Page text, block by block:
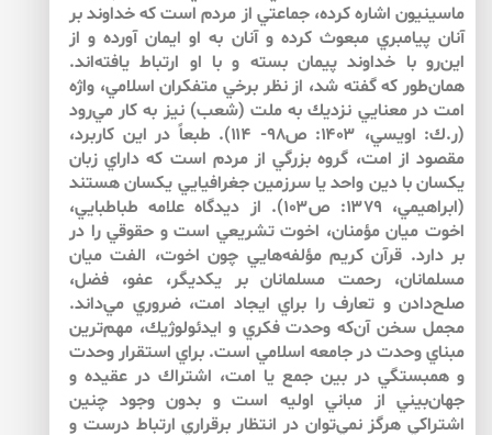
ماسينيون اشاره كرده، جماعتي از مردم است كه خداوند بر
آنان پيامبري مبعوث كرده و آنان به او ايمان آورده و از
اين‌رو با خداوند پيمان بسته و با او ارتباط يافته‌اند.
همان‌طور كه گفته شد، از نظر برخي متفكران اسلامي، واژه
امت در معنايي نزديك به ملت (شعب) نيز به ‌كار مي‌رود
(ر.ك: اويسي، ۱۴۰۳: ص۹۸- ۱۱۴). طبعاً در اين كاربرد،
مقصود از امت، گروه بزرگي از مردم است كه داراي زبان
يكسان با دين واحد يا سرزمين جغرافيايي يكسان هستند
(ابراهيمي، ۱۳۷۹: ص۱۰۳). از ديدگاه علامه طباطبايي،
اخوت ميان مؤمنان، اخوت تشريعي است و حقوقي را در
بر دارد. قرآن كريم مؤلفه‌هايي چون اخوت، الفت ميان
مسلمانان، رحمت مسلمانان بر يكديگر، عفو، فضل،
صلح‌دادن و تعارف را براي ايجاد امت، ضروري مي‌داند.
مجمل سخن آن‌كه وحدت فكري و ايدئولوژيك، مهم‌ترين
مبناي وحدت در جامعه اسلامي است. براي استقرار وحدت
و همبستگي در بين جمع يا امت، اشتراك در عقيده و
جهان‌بيني از مباني اوليه است و بدون وجود چنين
اشتراكي هرگز نمي‌توان در انتظار برقراري ارتباط درست و